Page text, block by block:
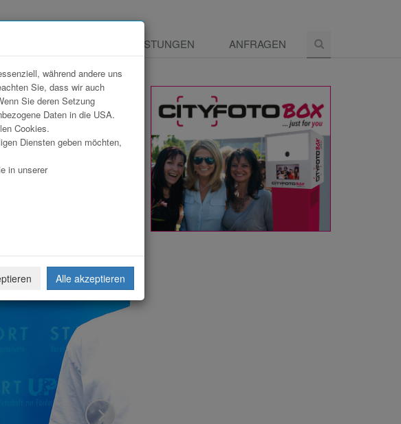
LEISTUNGEN ANFRAGEN
Weiterleiten
während andere uns
Sie, dass wir auch
Sie deren Setzung
Daten in die USA.
Cookies.
Diensten geben möchten,
in unserer
Alle akzeptieren